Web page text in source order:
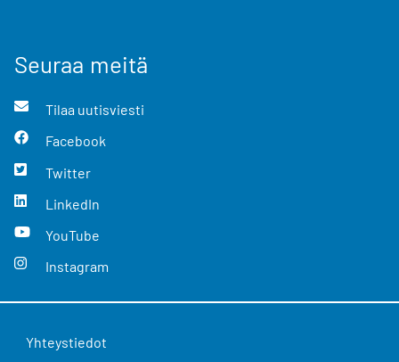
Seuraa meitä
Tilaa uutisviesti
Facebook
Twitter
LinkedIn
YouTube
Instagram
Yhteystiedot